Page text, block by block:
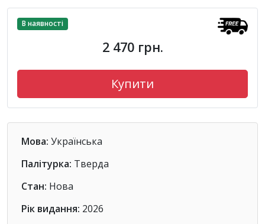
В наявності
2 470 грн.
Купити
Мова: Українська
Палітурка: Тверда
Стан: Нова
Рік видання: 2026